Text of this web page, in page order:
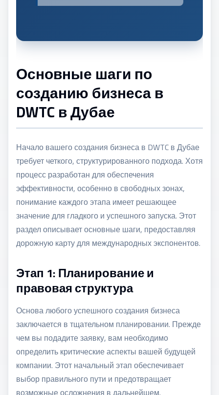
Основные шаги по
созданию бизнеса в
DWTC в Дубае
Начало вашегосоздания бизнеса в DWTC в Дубае
требует четкого, структурированного подхода. Хотя
процесс разработан для обеспечения
эффективности, особенно в свободных зонах,
понимание каждого этапа имеет решающее
значение для гладкого и успешного запуска. Этот
раздел описывает основные шаги, предоставляя
дорожную карту для международных экспонентов.
Этап 1: Планирование и
правовая структура
Основа любого успешного создания бизнеса
заключается в тщательном планировании. Прежде
чем вы подадите заявку, вам необходимо
определить критические аспекты вашей будущей
компании. Этот начальный этап обеспечивает
выбор правильного пути и предотвращает